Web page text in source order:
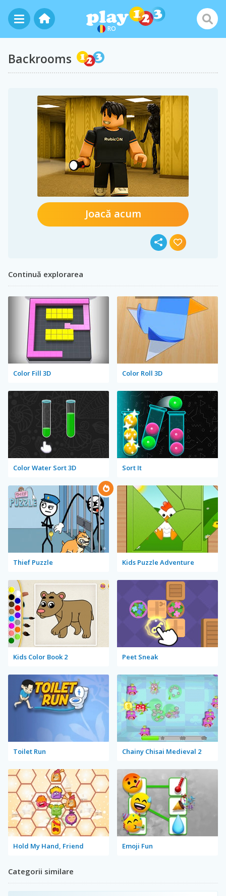
RO
Backrooms
Joacă acum
Continuă explorarea
Color Fill 3D Color Roll 3D
Color Water Sort 3D Sort It
Thief Puzzle Kids Puzzle Adventure
Kids Color Book 2 Peet Sneak
Toilet Run Chainy Chisai Medieval 2
Hold My Hand, Friend Emoji Fun
Categorii similare